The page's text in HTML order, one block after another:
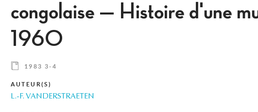
congolaise — Histoire d'une
1960
1983 3-4
AUTEUR(S)
L.-F. VANDERSTRAETEN